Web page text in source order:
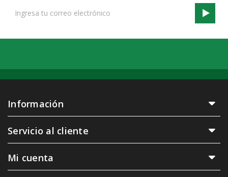
Address
Información
Servicio al cliente
Mi cuenta